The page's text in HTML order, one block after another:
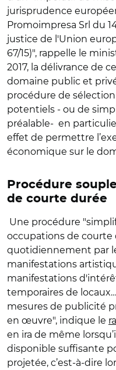
jurisprudence
Promoimpresa Srl du
justice de l'Union
67/15)", rappelle le
2017, la délivrance de
domaine public et
procédure de
potentiels - ou de
préalable- en
effet de permettre
économique sur le
Procédure
de courte durée
Une procédure
occupations de courte
quotidiennement par
manifestations
manifestations
temporaires de
mesures de publicité
en œuvre", indique le
en ira de même
disponible suffisante
projetée, c’est-à-dire